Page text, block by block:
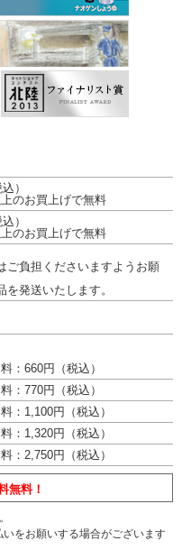
）
のお買上げで無料
）
のお買上げで無料
ご負担くださいますようお願
を発送いたします。
：660円（税込）
：770円（税込）
：1,100円（税込）
：1,320円（税込）
：2,750円（税込）
無料！
をお願いする場合がございます